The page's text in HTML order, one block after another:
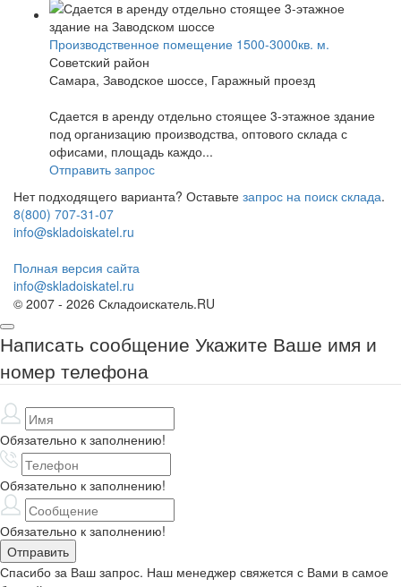
Производственное помещение 1500-3000кв. м.
Советский район
Самара, Заводское шоссе, Гаражный проезд
Сдается в аренду отдельно стоящее 3-этажное здание
под организацию производства, оптового склада с
офисами, площадь каждо...
Отправить запрос
Нет подходящего варианта? Оставьте запрос на поиск склада.
8(800) 707-31-07
info@skladoiskatel.ru
Полная версия сайта
info@skladoiskatel.ru
© 2007 - 2026 Складоискатель.RU
Написать сообщение Укажите Ваше имя и
номер телефона
Обязательно к заполнению!
Обязательно к заполнению!
Обязательно к заполнению!
Спасибо за Ваш запрос. Наш менеджер свяжется с Вами в самое